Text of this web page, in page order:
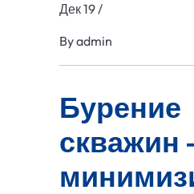
Дек 19/
Byadmin
Бурение
скважин